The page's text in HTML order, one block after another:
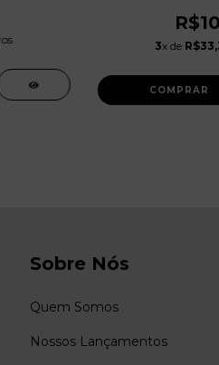
3x de
Sobre Nós
Quem Somos
Nossos Lançamentos